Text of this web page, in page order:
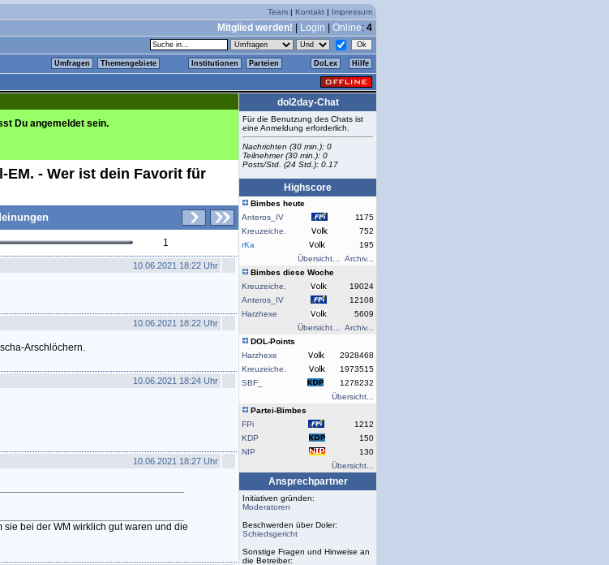
Team | Kontakt | Impressum
Mitglied werden! Login Online: 4
Umfragen Themengebiete Institutionen Parteien DoLex Hilfe
Du angemeldet sein.
- Wer ist dein Favorit für
1
10.06.2021 18:22 Uhr
10.06.2021 18:22 Uhr
Arschlöchern.
10.06.2021 18:24 Uhr
10.06.2021 18:27 Uhr
bei der WM wirklich gut waren und die
dol2day-Chat
Für die Benutzung des Chats ist
eine Anmeldung erforderlich.
Nachrichten (30 min.): 0
Teilnehmer (30 min.): 0
Posts/Std. (24 Std.): 0.17
Highscore
Bimbes heute
Anteros_IV
1175
Kreuzeiche.
752
rKa
195
Übersicht...
Archiv...
Bimbes diese Woche
Kreuzeiche.
19024
Anteros_IV
12108
Harzhexe
5609
Übersicht...
Archiv...
DOL-Points
Harzhexe
2928468
Kreuzeiche.
1973515
SBF_
1278232
Übersicht...
Partei-Bimbes
FPi
1212
KDP
150
NIP
130
Übersicht...
Ansprechpartner
Initiativen gründen:
Moderatoren
Beschwerden über Doler:
Schiedsgericht
Sonstige Fragen und Hinweise an
die Betreiber: